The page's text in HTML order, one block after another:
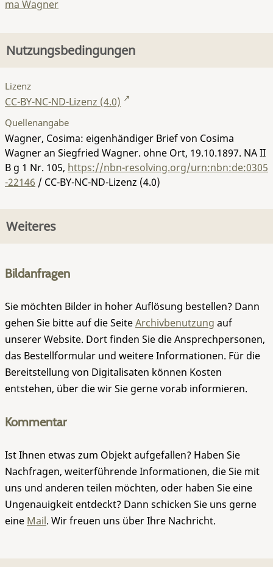
ma Wagner
Nutzungsbedingungen
Lizenz
CC-BY-NC-ND-Lizenz (4.0)
Quellenangabe
Wagner, Cosima: eigenhändiger Brief von Cosima
Wagner an Siegfried Wagner. ohne Ort, 19.10.1897. NA II
B g 1 Nr. 105, https://nbn-resolving.org/urn:nbn:de:0305
-22146 / CC-BY-NC-ND-Lizenz (4.0)
Weiteres
Bildanfragen
Sie möchten Bilder in hoher Auflösung bestellen? Dann
gehen Sie bitte auf die SeiteArchivbenutzung auf
unserer Website. Dort finden Sie die Ansprechpersonen,
das Bestellformular und weitere Informationen. Für die
Bereitstellung von Digitalisaten können Kosten
entstehen, über die wir Sie gerne vorab informieren.
Kommentar
Ist Ihnen etwas zum Objekt aufgefallen? Haben Sie
Nachfragen, weiterführende Informationen, die Sie mit
uns und anderen teilen möchten, oder haben Sie eine
Ungenauigkeit entdeckt? Dann schicken Sie uns gerne
eine Mail. Wir freuen uns über Ihre Nachricht.